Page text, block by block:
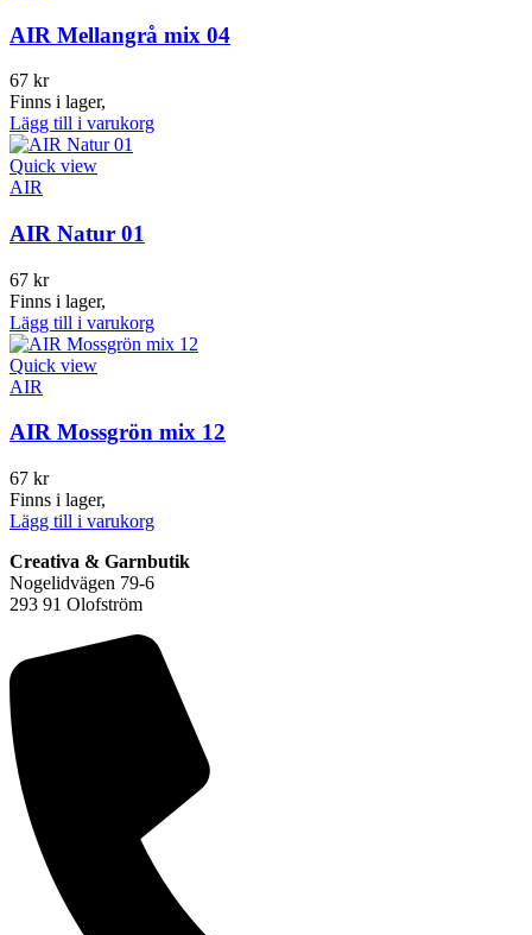
AIR Mellangrå mix 04
67 kr
Finns i lager,
Lägg till i varukorg
Quick view
AIR
AIR Natur 01
67 kr
Finns i lager,
Lägg till i varukorg
Quick view
AIR
AIR Mossgrön mix 12
67 kr
Finns i lager,
Lägg till i varukorg
Creativa & Garnbutik
Nogelidvägen 79-6
293 91 Olofström